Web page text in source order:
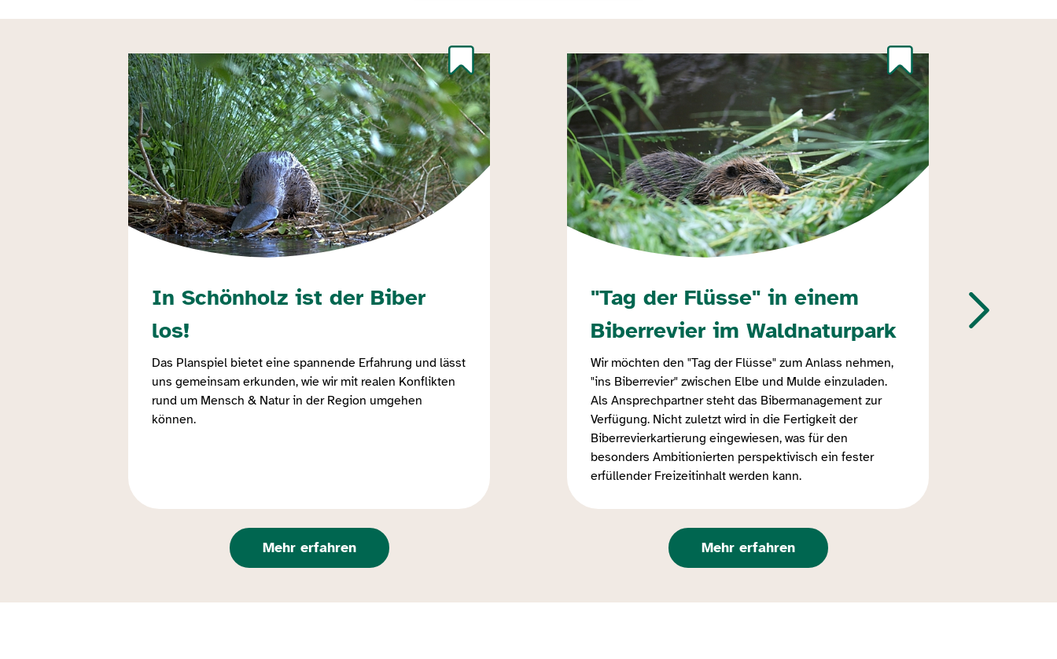
In Schönholz ist der Biber
los!
Das Planspiel bietet eine spannende Erfahrung und lässt
uns gemeinsam erkunden, wie wir mit realen Konflikten
rund um Mensch & Natur in der Region umgehen
können.
Mehr erfahren
"Tag der Flüsse" in einem
Biberrevier im Waldnaturpark
Wir möchten den "Tag der Flüsse" zum Anlass nehmen,
"ins Biberrevier" zwischen Elbe und Mulde einzuladen.
Als Ansprechpartner steht das Bibermanagement zur
Verfügung. Nicht zuletzt wird in die Fertigkeit der
Biberrevierkartierung eingewiesen, was für den
besonders Ambitionierten perspektivisch ein fester
erfüllender Freizeitinhalt werden kann.
Mehr erfahren